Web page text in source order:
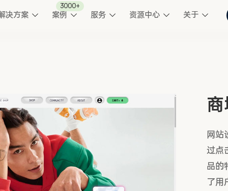
决方案 案例
3000+
服务 资源中心 关于
网站
过点
品的
了用